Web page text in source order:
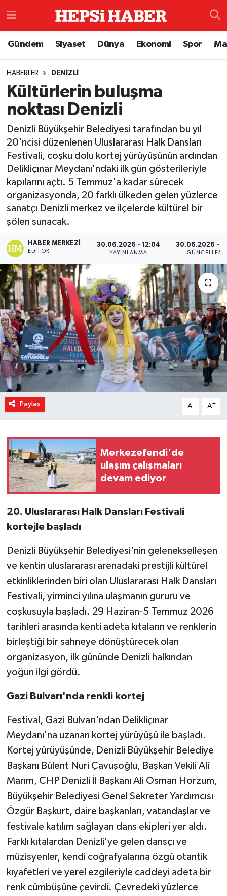
Gündem Siyaset Dünya Ekonomi Spor
HABERLER DENIZLI
Kültürlerin buluşma
noktası Denizli
Denizli Büyükşehir Belediyesi tarafından bu yıl
20'ncisi düzenlenen Uluslararası Halk Dansları
Festivali, coşku dolu kortej yürüyüşünün ardından
Delikliçınar Meydanı'ndaki ilk gün gösterileriyle
kapılarını açtı. 5 Temmuz'a kadar sürecek
organizasyonda, 20 farklı ülkeden gelen yüzlerce
sanatçı Denizli merkez ve ilçelerde kültürel bir
şölen sunacak.
HABER MERKEZI
EDITÖR
30.06.2026 - 12:04
YAYINLANMA
30.06.2026 -
GÜNCELLEME
Paylaş A- A+
Merkezefendi'de
ulaşım çalışmaları
devam ediyor
20. Uluslararası Halk Dansları Festivali
kortejle başladı
Denizli Büyükşehir Belediyesi'nin gelenekselleşen
ve kentin uluslararası arenadaki prestijli kültürel
etkinliklerinden biri olan Uluslararası Halk Dansları
Festivali, yirminci yılına ulaşmanın gururu ve
coşkusuyla başladı. 29 Haziran-5 Temmuz 2026
tarihleri arasında kenti adeta kıtaların ve renklerin
birleştiği bir sahneye dönüştürecek olan
organizasyon, ilk gününde Denizli halkından
yoğun ilgi gördü.
Gazi Bulvarı'nda renkli kortej
Festival, Gazi Bulvarı'ndan Delikliçınar
Meydanı'na uzanan kortej yürüyüşü ile başladı.
Kortej yürüyüşünde, Denizli Büyükşehir Belediye
Başkanı Bülent Nuri Çavuşoğlu, Başkan Vekili Ali
Marım, CHP Denizli İl Başkanı Ali Osman Horzum,
Büyükşehir Belediyesi Genel Sekreter Yardımcısı
Özgür Başkurt, daire başkanları, vatandaşlar ve
festivale katılım sağlayan dans ekipleri yer aldı.
Farklı kıtalardan Denizli'ye gelen dansçı ve
müzisyenler, kendi coğrafyalarına özgü otantik
kıyafetleri ve yerel ezgileriyle caddeyi adeta bir
renk cümbüşüne çevirdi. Çevredeki yüzlerce
Çevre
Dünya
Eğitim
Ekonomi
Genel
Gündem
Magazin
Özel Haber
Sağlık
Siyaset
Son Dakika
Spor
İzmir Namaz Vakitleri
İstanbul Trafik Yoğunluk Haritası
Süper Lig Puan Durumu ve Fikstür
Tüm Manşetler
Son Dakika Haberleri
Haber Arşivi